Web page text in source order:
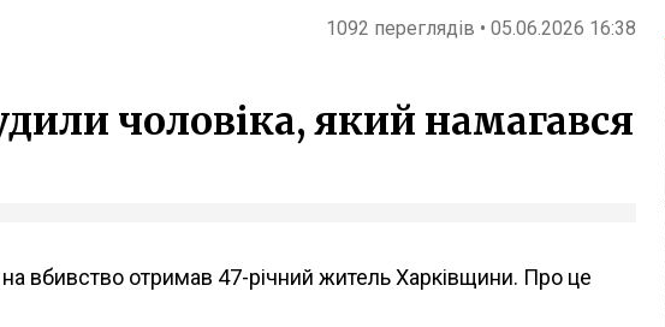
1092 переглядів • 05.06.2026 16:38
чоловіка, який намагався
на вбивство отримав 47-річний житель Харківщини. Про це